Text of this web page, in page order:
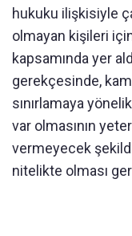
hukuku ilişkisiyle
olmayan kişileri
kapsamında yer
gerekçesinde,
sınırlamaya
var olmasının
vermeyecek
nitelikte olması